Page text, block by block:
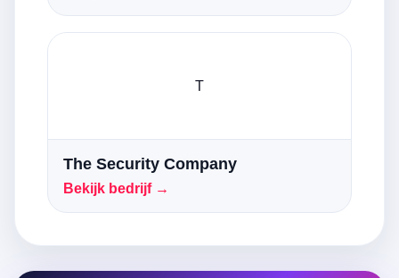
T
The Security Company
Bekijk bedrijf →